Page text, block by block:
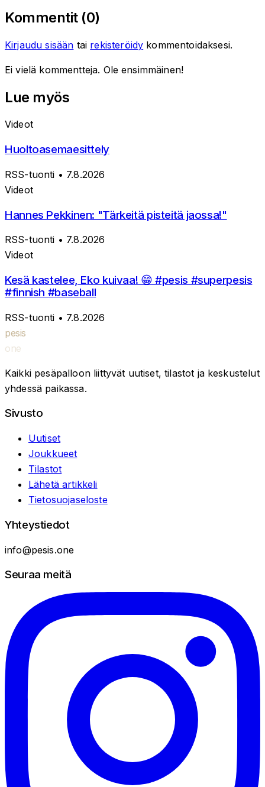
Kommentit (0)
Kirjaudu sisään tai rekisteröidy kommentoidaksesi.
Ei vielä kommentteja. Ole ensimmäinen!
Lue myös
Videot
Huoltoasemaesittely
RSS-tuonti • 7.8.2026
Videot
Hannes Pekkinen: "Tärkeitä pisteitä jaossa!"
RSS-tuonti • 7.8.2026
Videot
Kesä kastelee, Eko kuivaa! 😁 #pesis #superpesis
#finnish #baseball
RSS-tuonti • 7.8.2026
pesis
one
Kaikki pesäpalloon liittyvät uutiset, tilastot ja keskustelut
yhdessä paikassa.
Sivusto
Uutiset
Joukkueet
Tilastot
Lähetä artikkeli
Tietosuojaseloste
Yhteystiedot
info@pesis.one
Seuraa meitä